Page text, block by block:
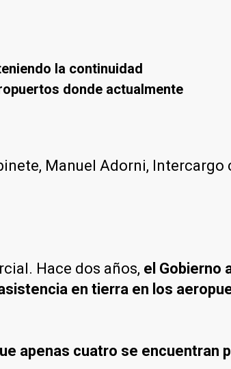
la continuidad
donde actualmente
Manuel Adorni, Intercargo
Hace dos años, el Gobierno
en tierra en los
apenas cuatro se encuentran